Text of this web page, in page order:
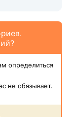
определиться
не обязывает.